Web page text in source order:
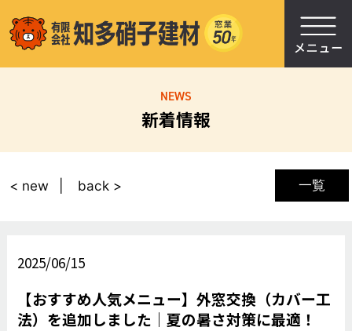
新着情報
NEWS
一覧
< new back >
2025/06/15
【おすすめ人気メニュー】外窓交換（カバー工
法）を追加しました｜夏の暑さ対策に最適！